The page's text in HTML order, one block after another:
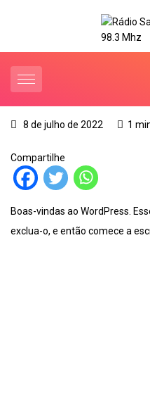
8 de julho de 2022 1
Compartilhe
Boas-vindas ao WordPress.
exclua-o, e então comece a